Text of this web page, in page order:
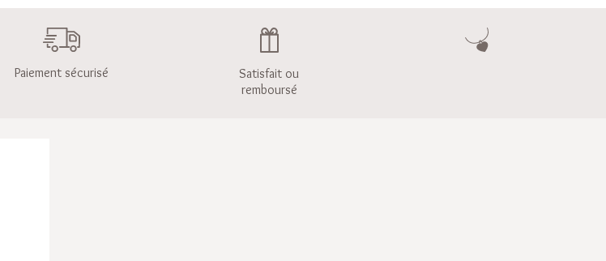
Paiement sécurisé
Satisfait ou
remboursé